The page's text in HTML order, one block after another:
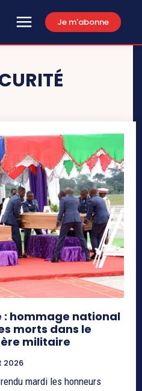
Je m'abonne
: hommage national
morts dans le
militaire
2026
mardi les honneurs